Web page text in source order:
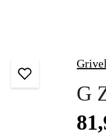
Grivel
G